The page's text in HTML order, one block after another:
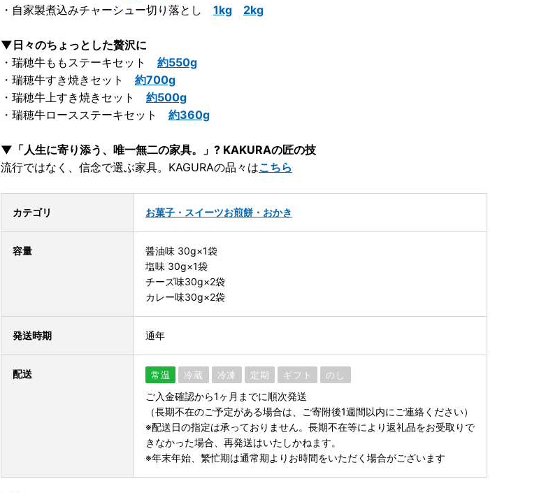
・自家製煮込みチャーシュー切り落とし 1kg 2kg
▼日々のちょっとした贅沢に
・瑞穂牛ももステーキセット 約550g
・瑞穂牛すき焼きセット 約700g
・瑞穂牛上すき焼きセット 約500g
・瑞穂牛ロースステーキセット 約360g
▼「人生に寄り添う、唯一無二の家具。」? KAKURAの匠の技
流行ではなく、信念で選ぶ家具。KAGURAの品々はこちら
カテゴリ お菓子・スイーツお煎餅・おかき
容量
醤油味 30g×1袋
塩味 30g×1袋
チーズ味30g×2袋
カレー味30g×2袋
発送時期 通年
配送 常温 冷蔵 冷凍 定期 ギフト のし
ご入金確認から1ヶ月までに順次発送
（長期不在のご予定がある場合は、ご寄附後1週間以内にご連絡ください）
※配送日の指定は承っておりません。長期不在等により返礼品をお受取りで
きなかった場合、再発送はいたしかねます。
※年末年始、繁忙期は通常期よりお時間をいただく場合がございます